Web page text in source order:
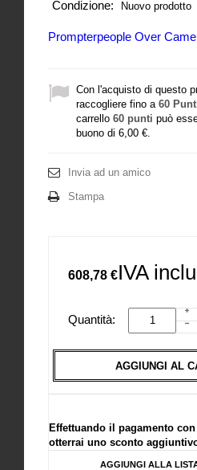
Condizione: Nuovo prodotto
Prompterpeople Over
Con l'acquisto di questo
raccogliere fino a 60
carrello 60 punti può
buono di 6,00 €
Invia ad un amico
Stampa
608,78 €IVA
Quantità:
AGGIUNGI AL
Effettuando il pagamento
otterrai uno sconto
AGGIUNGI ALLA